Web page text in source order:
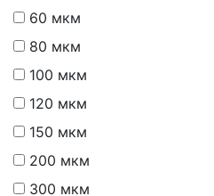
60 мкм
80 мкм
100 мкм
120 мкм
150 мкм
200 мкм
300 мкм